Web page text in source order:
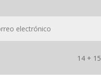
14 + 15